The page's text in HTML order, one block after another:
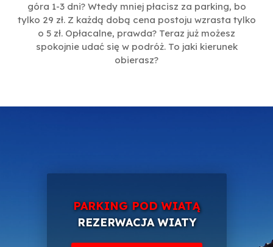
góra 1-3 dni? Wtedy mniej płacisz za parking, bo
tylko 29 zł. Z każdą dobą cena postoju wzrasta tylko
o 5 zł. Opłacalne, prawda? Teraz już możesz
spokojnie udać się w podróż. To jaki kierunek
obierasz?
PARKING POD WIATĄ
REZERWACJA WIATY